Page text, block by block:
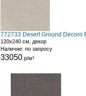
120x240 см, декор
Наличие: по запросу
33050р/м²